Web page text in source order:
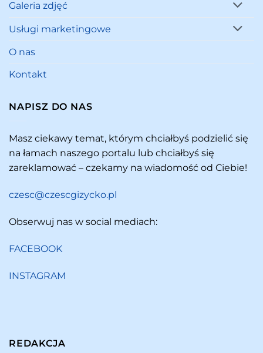
Galeria zdjęć
Usługi marketingowe
O nas
Kontakt
NAPISZ DO NAS
Masz ciekawy temat, którym chciałbyś podzielić się
na łamach naszego portalu lub chciałbyś się
zareklamować – czekamy na wiadomość od Ciebie!
czesc@czescgizycko.pl
Obserwuj nas w social mediach:
FACEBOOK
INSTAGRAM
REDAKCJA